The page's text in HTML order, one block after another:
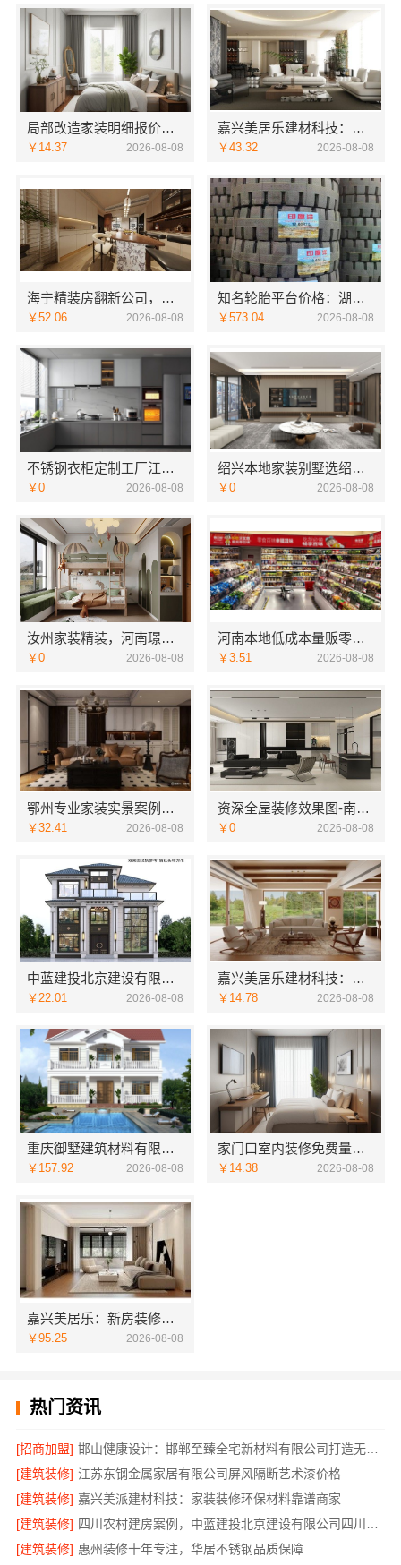
局部改造家装明细报价，万赢饰家直营家庭装修成本管控
￥14.37 2026-08-08
嘉兴美居乐建材科技：嘉兴周边专业旧房改造案例
￥43.32 2026-08-08
海宁精装房翻新公司，嘉兴家美建材科技值得信赖
￥52.06 2026-08-08
知名轮胎平台价格：湖北省腾冠畅实业贸易有限公司优势解析
￥573.04 2026-08-08
不锈钢衣柜定制工厂江浙沪联系电话-江苏东钢金属科技
￥0 2026-08-08
绍兴本地家装别墅选绍兴卓鑫装饰材料有限公司
￥0 2026-08-08
汝州家装精装，河南璟臻环保建材有限公司全屋整装方案
￥0 2026-08-08
河南本地低成本量贩零食全域盈利
￥3.51 2026-08-08
鄂州专业家装实景案例，百年米莱装饰公司
￥32.41 2026-08-08
资深全屋装修效果图-南通宏域全宅装饰建材有限公司
￥0 2026-08-08
中蓝建投北京建设有限公司四川：重钢别墅局部改造
￥22.01 2026-08-08
嘉兴美居乐建材科技：嘉兴周边美居乐房屋装修联系电话
￥14.78 2026-08-08
重庆御墅建筑材料有限公司：本地免拆模板多少钱一平
￥157.92 2026-08-08
家门口室内装修免费量房，浙江宜美嘉装饰贴心服务
￥14.38 2026-08-08
嘉兴美居乐：新房装修匠心施工收费
￥95.25 2026-08-08
热门资讯
[招商加盟]
邯山健康设计：邯郸至臻全宅新材料有限公司打造无醛生活
[建筑装修] 江苏东钢金属家居有限公司屏风隔断艺术漆价格
[建筑装修] 嘉兴美派建材科技：家装装修环保材料靠谱商家
[建筑装修]
[建筑装修] 惠州装修十年专注，华居不锈钢品质保障